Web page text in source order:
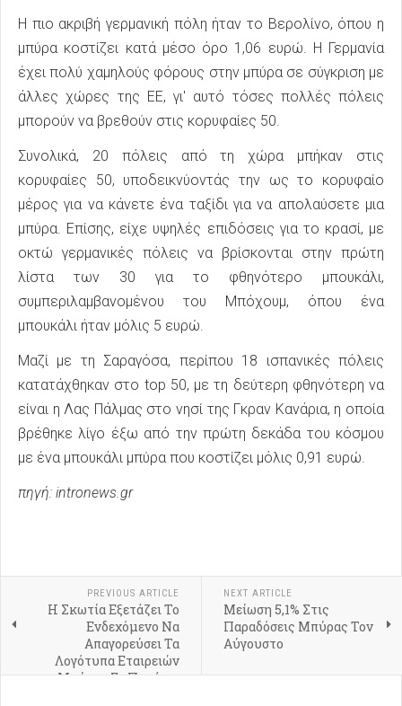
Η πιο ακριβή γερμανική πόλη ήταν το Βερολίνο, όπου η
μπύρα κοστίζει κατά μέσο όρο 1,06 ευρώ. Η Γερμανία
έχει πολύ χαμηλούς φόρους στην μπύρα σε σύγκριση με
άλλες χώρες της ΕΕ, γι' αυτό τόσες πολλές πόλεις
μπορούν να βρεθούν στις κορυφαίες 50.
Συνολικά, 20 πόλεις από τη χώρα μπήκαν στις
κορυφαίες 50, υποδεικνύοντάς την ως το κορυφαίο
μέρος για να κάνετε ένα ταξίδι για να απολαύσετε μια
μπύρα. Επίσης, είχε υψηλές επιδόσεις για το κρασί, με
οκτώ γερμανικές πόλεις να βρίσκονται στην πρώτη
λίστα των 30 για το φθηνότερο μπουκάλι,
συμπεριλαμβανομένου του Μπόχουμ, όπου ένα
μπουκάλι ήταν μόλις 5 ευρώ.
Μαζί με τη Σαραγόσα, περίπου 18 ισπανικές πόλεις
κατατάχθηκαν στο top 50, με τη δεύτερη φθηνότερη να
είναι η Λας Πάλμας στο νησί της Γκραν Κανάρια, η οποία
βρέθηκε λίγο έξω από την πρώτη δεκάδα του κόσμου
με ένα μπουκάλι μπύρα που κοστίζει μόλις 0,91 ευρώ.
πηγή: intronews.gr
PREVIOUS ARTICLE
Η Σκωτία Εξετάζει Το
Ενδεχόμενο Να
Απαγορεύσει Τα
Λογότυπα Εταιρειών
Μπύρας Σε Ποτήρια
NEXT ARTICLE
Μείωση 5,1% Στις
Παραδόσεις Μπύρας Τον
Αύγουστο